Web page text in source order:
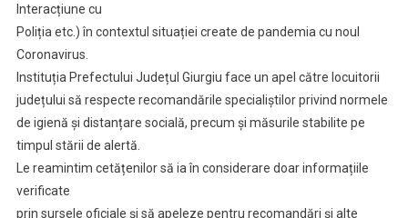
Interacțiune cu
Poliția etc.) în contextul situației create de pandemia cu noul
Coronavirus.
Instituția Prefectului Județul Giurgiu face un apel către locuitorii
județului să respecte recomandările specialiștilor privind normele
de igienă și distanțare socială, precum și măsurile stabilite pe
timpul stării de alertă.
Le reamintim cetățenilor să ia în considerare doar informațiile
verificate
prin sursele oficiale și să apeleze pentru recomandări și alte